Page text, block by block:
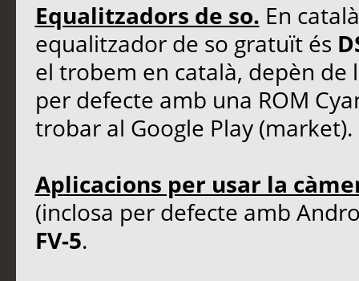
Equalitzadors de so. En
equalitzador de so gratuït és
el trobem en català, depèn de
per defecte amb una ROM
trobar al Google Play (market).
Aplicacions per usar la
(inclosa per defecte amb
FV-5.